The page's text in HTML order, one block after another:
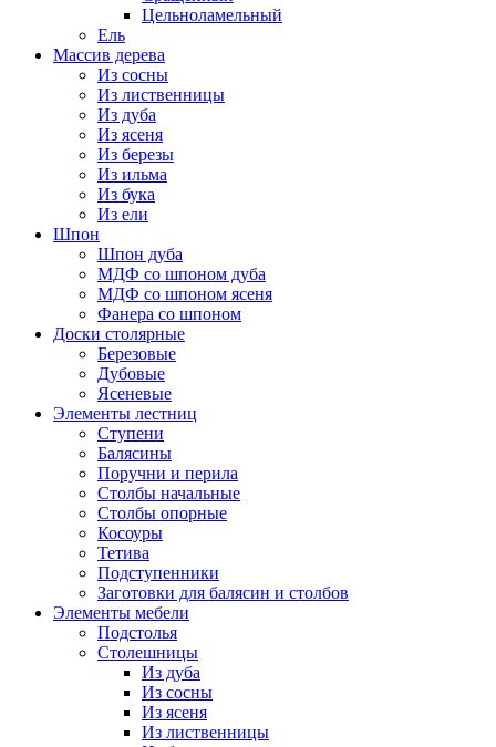
Цельноламельный
Ель
Массив дерева
Из сосны
Из лиственницы
Из дуба
Из ясеня
Из березы
Из ильма
Из бука
Из ели
Шпон
Шпон дуба
МДФ со шпоном дуба
МДФ со шпоном ясеня
Фанера со шпоном
Доски столярные
Березовые
Дубовые
Ясеневые
Элементы лестниц
Ступени
Балясины
Поручни и перила
Столбы начальные
Столбы опорные
Косоуры
Тетива
Подступенники
Заготовки для балясин и столбов
Элементы мебели
Подстолья
Столешницы
Из дуба
Из сосны
Из ясеня
Из лиственницы